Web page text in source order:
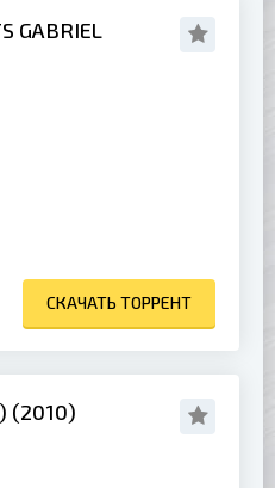
GABRIEL
СКАЧАТЬ ТОРРЕНТ
(2010)